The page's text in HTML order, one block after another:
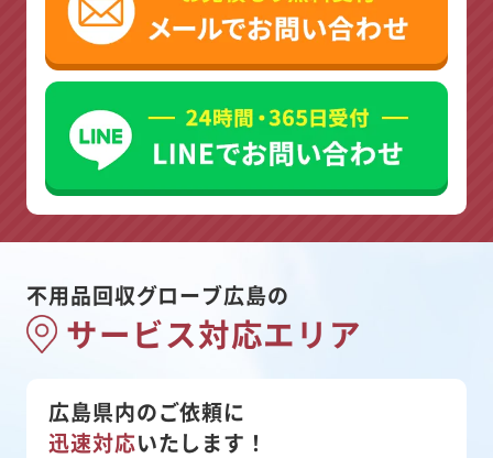
不用品回収グローブ広島の
サービス対応エリア
広島県内のご依頼に
迅速対応いたします！